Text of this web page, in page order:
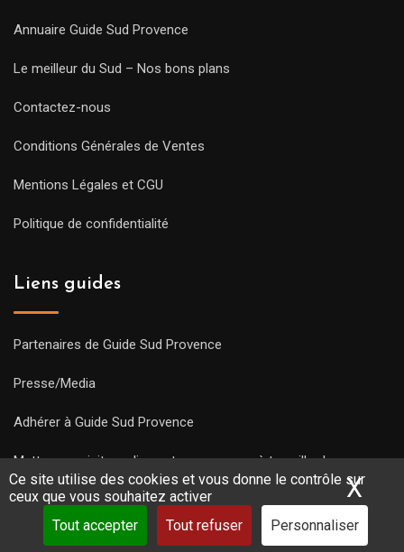
Ce site utilise des cookies et vous donne le contrôle sur
ceux que vous souhaitez activer
Tout accepter
Tout refuser Personnaliser
X
Annuaire Guide Sud Provence
Le meilleur du Sud – Nos bons plans
Contactez-nous
Conditions Générales de Ventes
Mentions Légales et CGU
Politique de confidentialité
Liens guides
Partenaires de Guide Sud Provence
Presse/Media
Adhérer à Guide Sud Provence
Mettre une visite en ligne et commencez à travailler !